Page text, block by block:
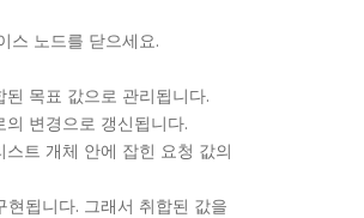
스 노드를 닫으세요.
목표 값으로 관리됩니다.
변경으로 갱신됩니다.
트 개체 안에 잡힌 요청 값의
됩니다. 그래서 취합된 값을